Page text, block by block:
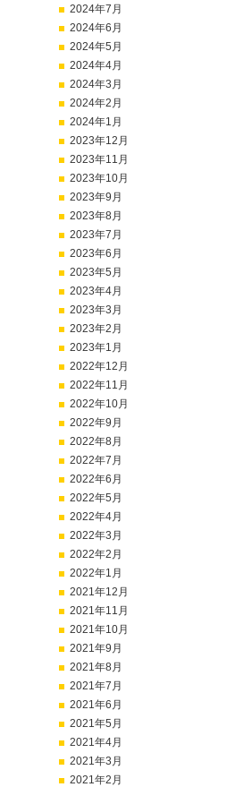
2024年7月
2024年6月
2024年5月
2024年4月
2024年3月
2024年2月
2024年1月
2023年12月
2023年11月
2023年10月
2023年9月
2023年8月
2023年7月
2023年6月
2023年5月
2023年4月
2023年3月
2023年2月
2023年1月
2022年12月
2022年11月
2022年10月
2022年9月
2022年8月
2022年7月
2022年6月
2022年5月
2022年4月
2022年3月
2022年2月
2022年1月
2021年12月
2021年11月
2021年10月
2021年9月
2021年8月
2021年7月
2021年6月
2021年5月
2021年4月
2021年3月
2021年2月